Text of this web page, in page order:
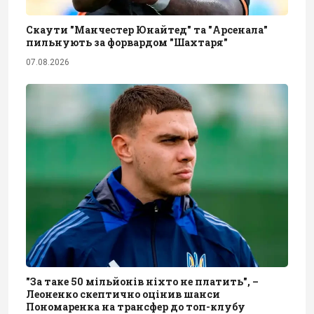
Скаути "Манчестер Юнайтед" та "Арсенала"
пильнують за форвардом "Шахтаря"
07.08.2026
"За таке 50 мільйонів ніхто не платить", –
Леоненко скептично оцінив шанси
Пономаренка на трансфер до топ-клубу